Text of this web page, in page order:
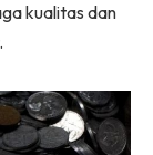
kualitas dan